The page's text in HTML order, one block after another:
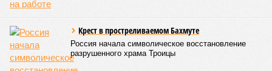
Крест в простреливаемом Бахмуте
Россия начала символическое восстановление
разрушенного храма Троицы